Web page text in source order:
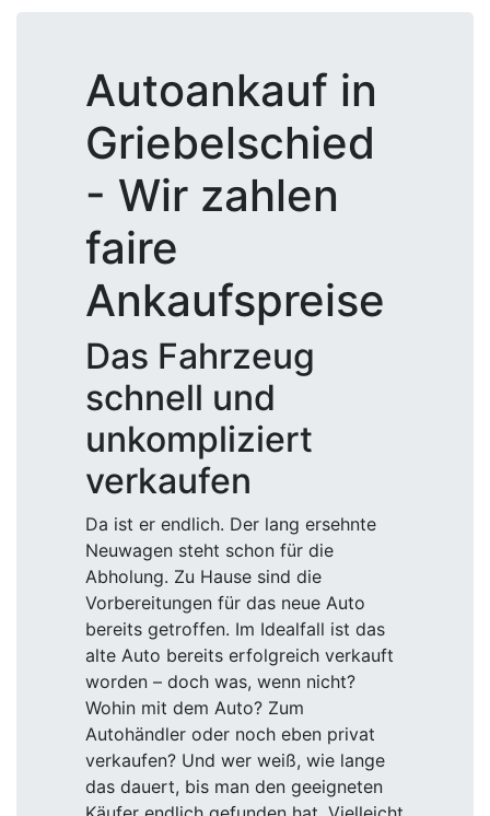
Autoankauf in
Griebelschied
- Wir zahlen
faire
Ankaufspreise
Das Fahrzeug
schnell und
unkompliziert
verkaufen
Da ist er endlich. Der lang ersehnte
Neuwagen steht schon für die
Abholung. Zu Hause sind die
Vorbereitungen für das neue Auto
bereits getroffen. Im Idealfall ist das
alte Auto bereits erfolgreich verkauft
worden – doch was, wenn nicht?
Wohin mit dem Auto? Zum
Autohändler oder noch eben privat
verkaufen? Und wer weiß, wie lange
das dauert, bis man den geeigneten